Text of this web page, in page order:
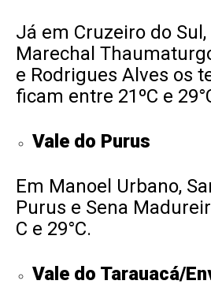
Já em Cruzeiro do
Marechal
e Rodrigues Alves os
ficam entre 21ºC e
Vale do Purus
Em Manoel Urbano,
Purus e Sena
C e 29°C.
Vale do Tarauacá/